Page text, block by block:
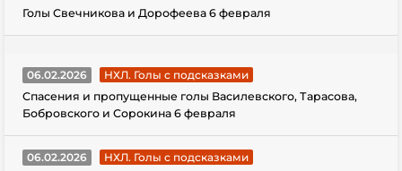
Голы Свечникова и Дорофеева 6 февраля
06.02.2026
НХЛ. Голы с подсказками
Спасения и пропущенные голы Василевского, Тарасова,
Бобровского и Сорокина 6 февраля
06.02.2026
НХЛ. Голы с подсказками